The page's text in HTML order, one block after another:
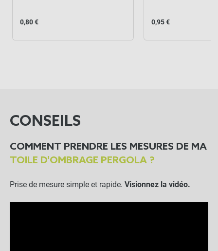
0,80 € 0,95 €
CONSEILS
COMMENT PRENDRE LES MESURES DE MA
TOILE D'OMBRAGE PERGOLA ?
Prise de mesure simple et rapide. Visionnez la vidéo.